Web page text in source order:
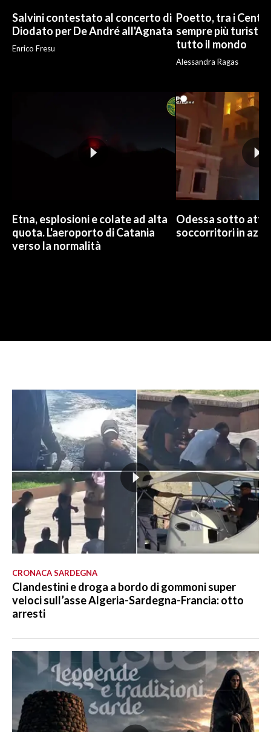
Salvini contestato al concerto di
Diodato per De André all'Agnata
Enrico Fresu
Poetto, tra i
sempre più turisti:
tutto il mondo
Alessandra Ragas
Etna, esplosioni e colate ad alta
quota. L'aeroporto di Catania
verso la normalità
Odessa sotto
soccorritori in
CRONACA SARDEGNA
Clandestini e droga a bordo di gommoni super
veloci sull’asse Algeria-Sardegna-Francia: otto
arresti